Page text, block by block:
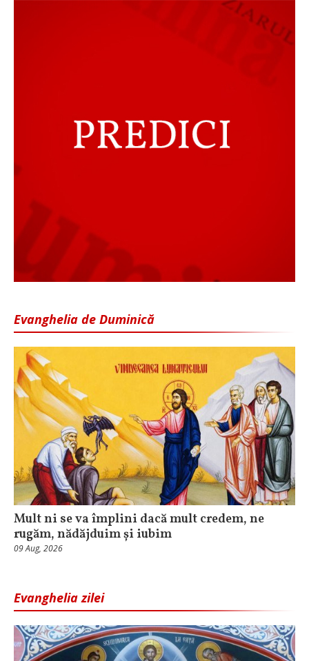
Evanghelia de Duminică
Mult ni se va împlini dacă mult credem, ne
rugăm, nădăjduim și iubim
09 Aug, 2026
Evanghelia zilei